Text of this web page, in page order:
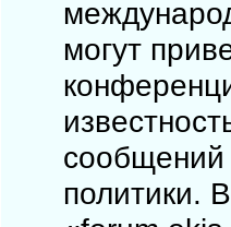
могут
сообщений
политики.